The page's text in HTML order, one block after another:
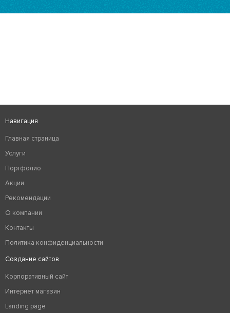
Навигация
Главная страница
Услуги
Портфолио
Акции
Рекомендации
О компании
Контакты
Политика конфиденциальности
Создание сайтов
Корпоративный сайт
Интернет магазин
Landing page